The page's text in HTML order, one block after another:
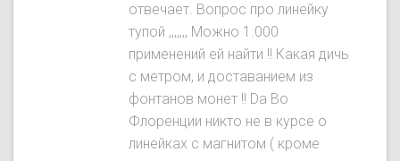
отвечает. Вопрос про линейку
тупой ,,,,,,, Можно 1.000
применений ей найти !! Какая дичь
с метром, и доставанием из
фонтанов монет !! Da Во
Флоренции никто не в курсе о
линейках с магнитом ( кроме